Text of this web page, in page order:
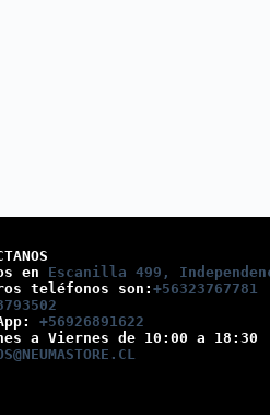
en Escanilla 499,
teléfonos son:+56323767781
+56926891622
a Viernes de 10:00 a 18:30